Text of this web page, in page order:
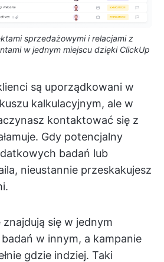
sprzedażowymi i relacjami z
w jednym miejscu dzięki ClickUp
są uporządkowani w
kalkulacyjnym, ale w
kontaktować się z
Gdy potencjalny
badań lub
nieustannie przeskakujesz
się w jednym
w innym, a kampanie
gdzie indziej. Taki